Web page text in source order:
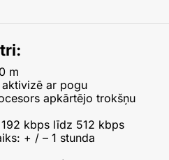
m
aktivizē ar pogu
apkārtējo trokšņu
kbps līdz 512 kbps
+ / – 1 stunda